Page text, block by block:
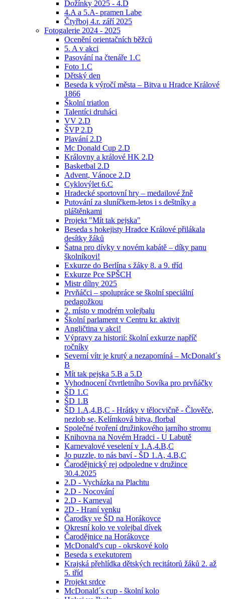
Dožínky 2025 - 4.D
4.A a 5.A- pramen Labe
Čtyřboj 4.r. září 2025
Fotogalerie 2024 - 2025
Ocenění orientačních běžců
5. A v akci
Pasování na čtenáře 1.C
Foto 1.C
Dětský den
Beseda k výročí města – Bitva u Hradce Králové
1866
Školní triatlon
Talentíci druháci
VV 2.D
ŠVP 2.D
Plavání 2.D
Mc Donald Cup 2.D
Královny a králové HK 2.D
Basketbal 2.D
Advent, Vánoce 2.D
Cyklovýlet 6.C
Hradecké sportovní hry – medailové žně
Putování za sluníčkem-letos i s deštníky a
pláštěnkami
Projekt "Mít tak pejska"
Beseda s hokejisty Hradce Králové přilákala
desítky žáků
Šatna pro dívky v novém kabátě – díky panu
školníkovi!
Exkurze do Berlína s žáky 8. a 9. tříd
Exkurze Pce SPŠCH
Mistr dílny 2025
Prvňáčci – spolupráce se školní speciální
pedagožkou
2. místo v modrém volejbalu
Školní parlament v Centru kr. aktivit
Angličtina v akci!
Výpravy za historií: školní exkurze napříč
ročníky
Severní vítr je krutý a nezapomíná – McDonald´s
B
Mít tak pejska 5.B a 5.D
Vyhodnocení čtvrtletního Sovíka pro prvňáčky
ŠD 1.C
ŠD 1.B
ŠD 1.A,4.B,C - Hrátky v tělocvičně - Člověče,
nezlob se, Kelímková bitva, florbal
Společné tvoření družinkového jarního stromu
Knihovna na Novém Hradci - U Labutě
Karnevalové veselení v 1.A,4.B,C
Jo puzzle, to nás baví - ŠD 1.A, 4.B,C
Čarodějnický rej odpoledne v družince
30.4.2025
2.D - Vycházka na Plachtu
2.D - Nocování
2.D - Karneval
2D - Hraní venku
Čarodky ve ŠD na Horákovce
Okresní kolo ve volejbal dívek
Čarodějnice na Horákovce
McDonald's cup - okrskové kolo
Beseda s exekutorem
Krajská přehlídka dětských recitátorů žáků 2. až
5. tříd
Projekt srdce
McDonald´s cup - školní kolo